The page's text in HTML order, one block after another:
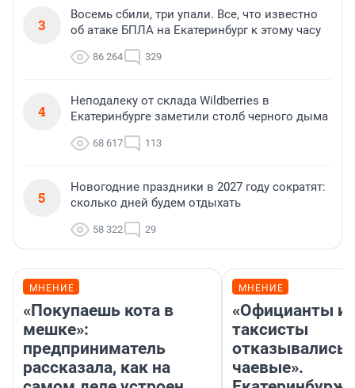
3
Восемь сбили, три упали. Все, что известно
об атаке БПЛА на Екатеринбург к этому часу
86 264 329
4
Неподалеку от склада Wildberries в
Екатеринбурге заметили столб черного дыма
68 617 113
5
Новогодние праздники в 2027 году сократят:
сколько дней будем отдыхать
58 322 29
МНЕНИЕ
«Покупаешь кота в
мешке»:
предприниматель
рассказала, как на
МНЕНИЕ
«Официанты и
таксисты
отказывались
чаевые».